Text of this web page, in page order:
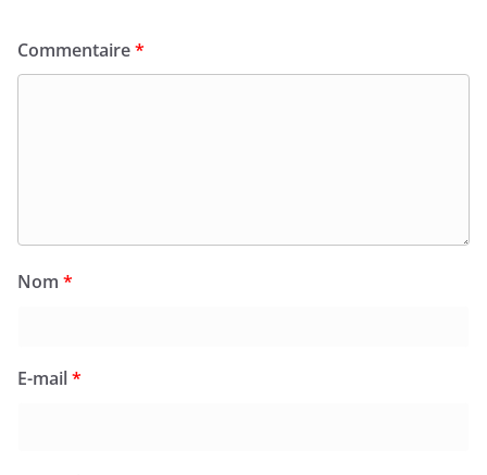
Commentaire*
Nom *
E-mail*